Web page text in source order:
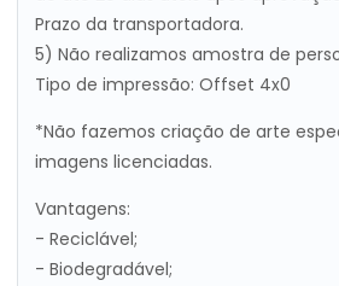
Prazo da transportadora.
5) Não realizamos amostra de
Tipo de impressão: Offset 4x0
*Não fazemos criação de arte
imagens licenciadas.
Vantagens:
- Reciclável;
- Biodegradável;